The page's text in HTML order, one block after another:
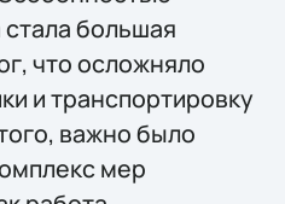
большая
что осложняло
и транспортировку
важно было
мер